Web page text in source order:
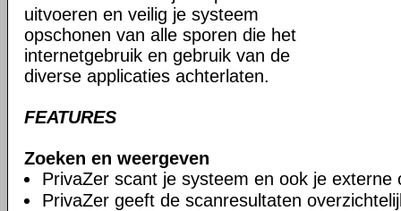
uitvoeren en veilig je systeem
opschonen van alle sporen die het
internetgebruik en gebruik van de
diverse applicaties achterlaten.
FEATURES
Zoeken en weergeven
PrivaZer scant je systeem en ook je externe
PrivaZer geeft de scanresultaten